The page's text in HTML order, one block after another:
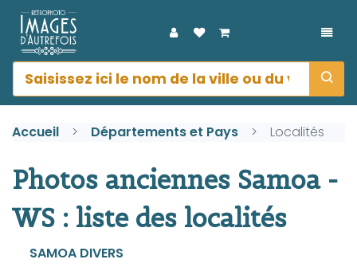
Accueil Départements et Pays Localités
Photos anciennes Samoa -
WS : liste des localités
SAMOA DIVERS